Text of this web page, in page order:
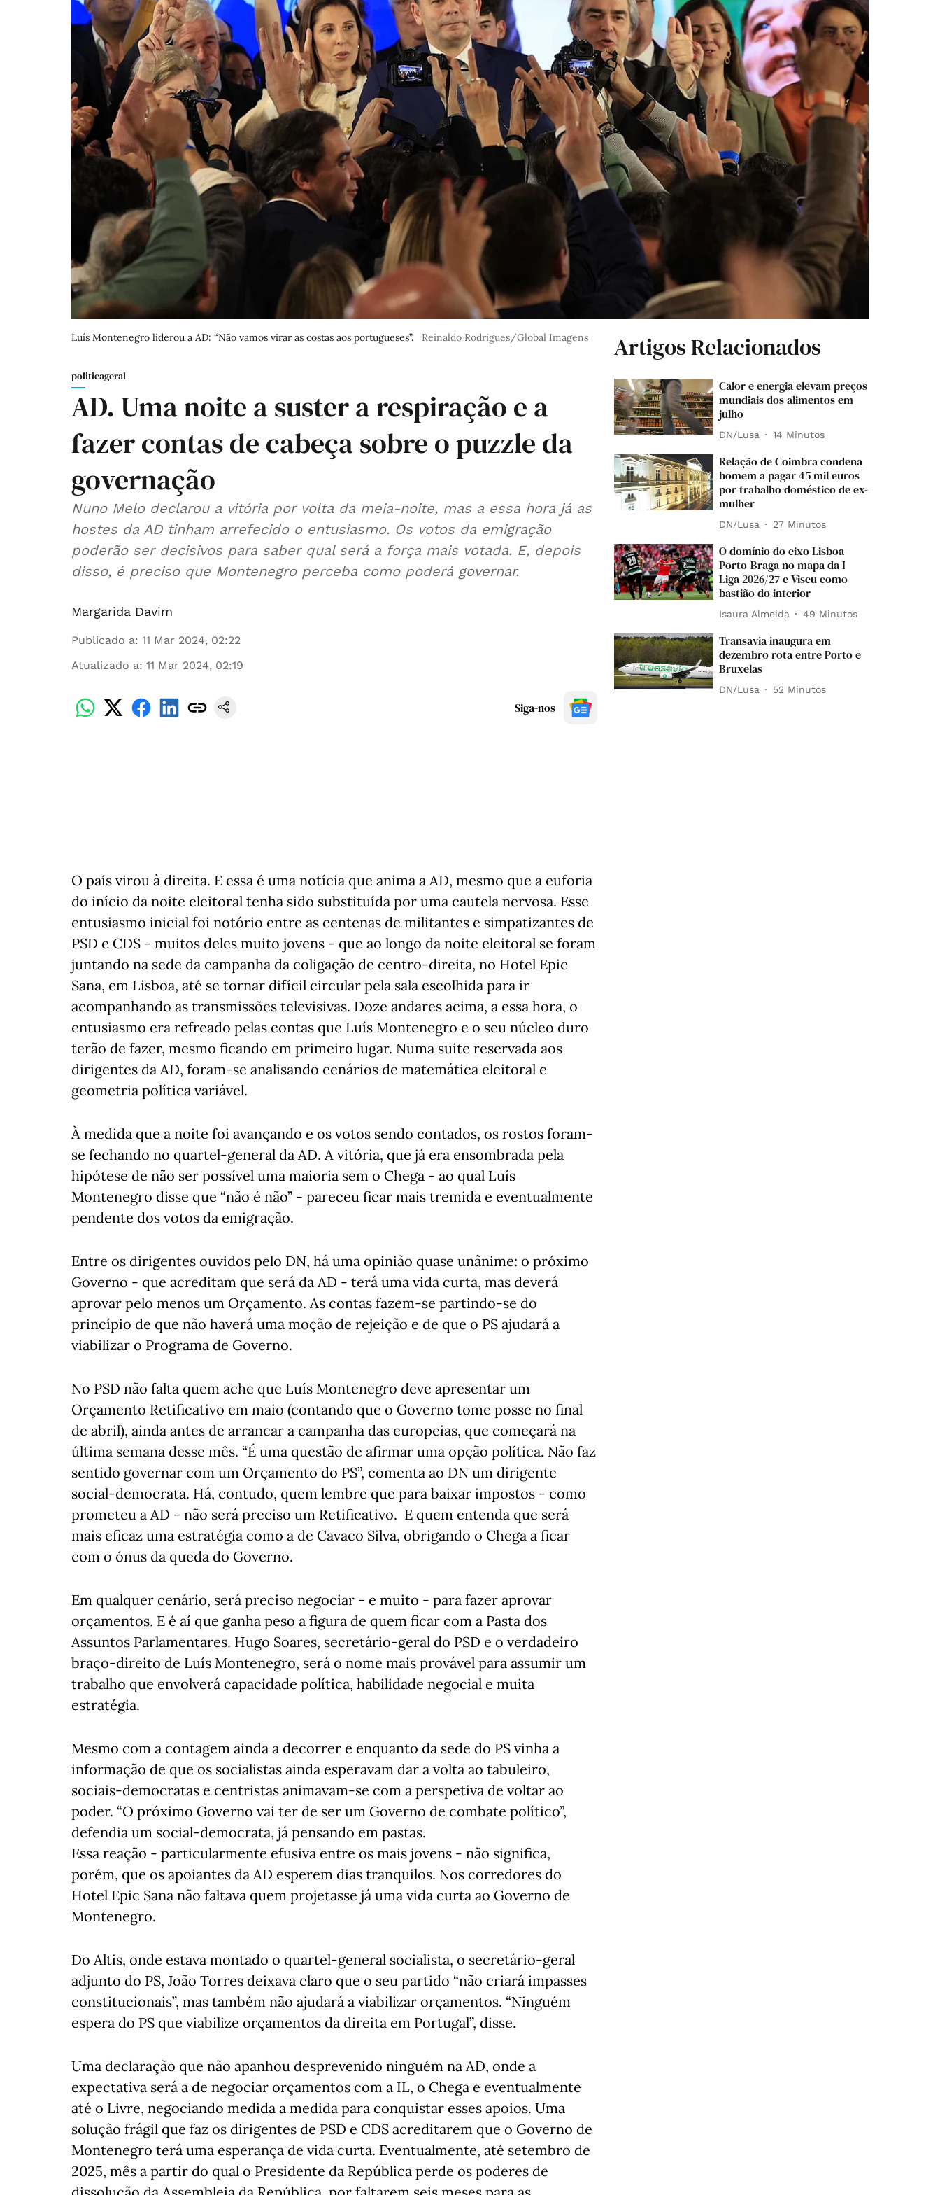
Luís Montenegro liderou a AD: “Não vamos virar as costas aos portugueses”. Reinaldo Rodrigues/Global Imagens
politicageral
AD. Uma noite a suster a respiração e a
fazer contas de cabeça sobre o puzzle da
governação
Nuno Melo declarou a vitória por volta da meia-noite, mas a essa hora já as
hostes da AD tinham arrefecido o entusiasmo. Os votos da emigração
poderão ser decisivos para saber qual será a força mais votada. E, depois
disso, é preciso que Montenegro perceba como poderá governar.
Margarida Davim
Publicado a: 11 Mar 2024, 02:22
Atualizado a: 11 Mar 2024, 02:19
Siga-nos
O país virou à direita. E essa é uma notícia que anima a AD, mesmo que a euforia
do início da noite eleitoral tenha sido substituída por uma cautela nervosa. Esse
entusiasmo inicial foi notório entre as centenas de militantes e simpatizantes de
PSD e CDS - muitos deles muito jovens - que ao longo da noite eleitoral se foram
juntando na sede da campanha da coligação de centro-direita, no Hotel Epic
Sana, em Lisboa, até se tornar difícil circular pela sala escolhida para ir
acompanhando as transmissões televisivas. Doze andares acima, a essa hora, o
entusiasmo era refreado pelas contas que Luís Montenegro e o seu núcleo duro
terão de fazer, mesmo ficando em primeiro lugar. Numa suite reservada aos
dirigentes da AD, foram-se analisando cenários de matemática eleitoral e
geometria política variável.
À medida que a noite foi avançando e os votos sendo contados, os rostos foram-
se fechando no quartel-general da AD. A vitória, que já era ensombrada pela
hipótese de não ser possível uma maioria sem o Chega - ao qual Luís
Montenegro disse que “não é não” - pareceu ficar mais tremida e eventualmente
pendente dos votos da emigração.
Entre os dirigentes ouvidos pelo DN, há uma opinião quase unânime: o próximo
Governo - que acreditam que será da AD - terá uma vida curta, mas deverá
aprovar pelo menos um Orçamento. As contas fazem-se partindo-se do
princípio de que não haverá uma moção de rejeição e de que o PS ajudará a
viabilizar o Programa de Governo.
No PSD não falta quem ache que Luís Montenegro deve apresentar um
Orçamento Retificativo em maio (contando que o Governo tome posse no final
de abril), ainda antes de arrancar a campanha das europeias, que começará na
última semana desse mês. “É uma questão de afirmar uma opção política. Não faz
sentido governar com um Orçamento do PS”, comenta ao DN um dirigente
social-democrata. Há, contudo, quem lembre que para baixar impostos - como
prometeu a AD - não será preciso um Retificativo. E quem entenda que será
mais eficaz uma estratégia como a de Cavaco Silva, obrigando o Chega a ficar
com o ónus da queda do Governo.
Em qualquer cenário, será preciso negociar - e muito - para fazer aprovar
orçamentos. E é aí que ganha peso a figura de quem ficar com a Pasta dos
Assuntos Parlamentares. Hugo Soares, secretário-geral do PSD e o verdadeiro
braço-direito de Luís Montenegro, será o nome mais provável para assumir um
trabalho que envolverá capacidade política, habilidade negocial e muita
estratégia.
Mesmo com a contagem ainda a decorrer e enquanto da sede do PS vinha a
informação de que os socialistas ainda esperavam dar a volta ao tabuleiro,
sociais-democratas e centristas animavam-se com a perspetiva de voltar ao
poder. “O próximo Governo vai ter de ser um Governo de combate político”,
defendia um social-democrata, já pensando em pastas.
Essa reação - particularmente efusiva entre os mais jovens - não significa,
porém, que os apoiantes da AD esperem dias tranquilos. Nos corredores do
Hotel Epic Sana não faltava quem projetasse já uma vida curta ao Governo de
Montenegro.
Do Altis, onde estava montado o quartel-general socialista, o secretário-geral
adjunto do PS, João Torres deixava claro que o seu partido “não criará impasses
constitucionais”, mas também não ajudará a viabilizar orçamentos. “Ninguém
espera do PS que viabilize orçamentos da direita em Portugal”, disse.
Uma declaração que não apanhou desprevenido ninguém na AD, onde a
expectativa será a de negociar orçamentos com a IL, o Chega e eventualmente
até o Livre, negociando medida a medida para conquistar esses apoios. Uma
solução frágil que faz os dirigentes de PSD e CDS acreditarem que o Governo de
Montenegro terá uma esperança de vida curta. Eventualmente, até setembro de
2025, mês a partir do qual o Presidente da República perde os poderes de
Artigos Relacionados
Calor e energia elevam preços
mundiais dos alimentos em
julho
DN/Lusa 14 Minutos
Relação de Coimbra condena
homem a pagar 45 mil euros
por trabalho doméstico de ex-
mulher
DN/Lusa 27 Minutos
O domínio do eixo Lisboa-
Porto-Braga no mapa da I
Liga 2026/27 e Viseu como
bastião do interior
Isaura Almeida 49 Minutos
Transavia inaugura em
dezembro rota entre Porto e
Bruxelas
DN/Lusa 52 Minutos